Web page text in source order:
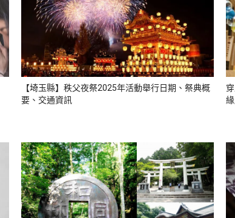
【埼玉縣】秩父夜祭2025年活動舉行日期、祭典概
要、交通資訊
緣